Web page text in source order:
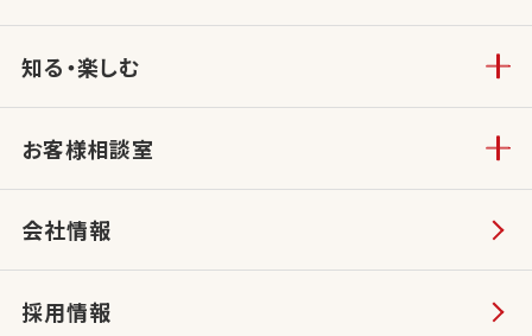
知る・楽しむ
お客様相談室
会社情報
採用情報